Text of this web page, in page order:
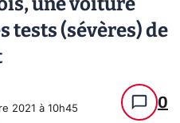
tests (sévères) de
2021 à 10h45 0